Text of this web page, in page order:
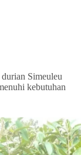
Simeuleu
kebutuhan